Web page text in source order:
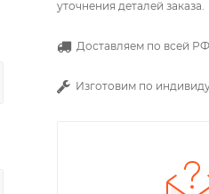
уточнения деталей заказа.
Доставляем по всей РФ.
Изготовим по